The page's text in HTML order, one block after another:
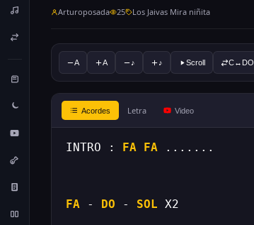
Arturoposada 25 Los Jaivas Mira niñita
A A ♪ ♪ Scroll C↔DO
Acordes Letra Video
INTRO : FA FA .......
FA - DO - SOL X2